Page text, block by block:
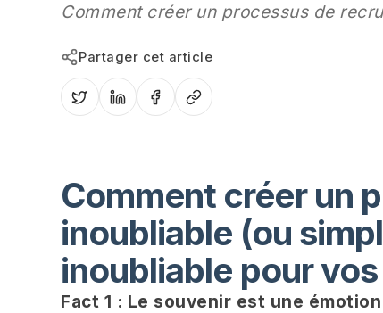
Comment créer un processus de
Partager cet article
Comment créer un
inoubliable (ou
inoubliable pour
Fact 1 : Le souvenir est une émotion